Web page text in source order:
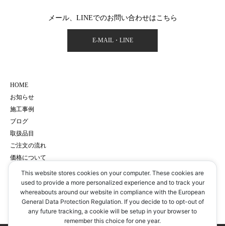
メール、LINEでのお問い合わせはこちら
E-MAIL・LINE
HOME
お知らせ
施工事例
ブログ
取扱品目
ご注文の流れ
価格について
会社概要
サイトマップ
プライバシーポリシー
予約・お問い合わせ
This website stores cookies on your computer. These cookies are
used to provide a more personalized experience and to track your
whereabouts around our website in compliance with the European
General Data Protection Regulation. If you decide to to opt-out of
any future tracking, a cookie will be setup in your browser to
remember this choice for one year.